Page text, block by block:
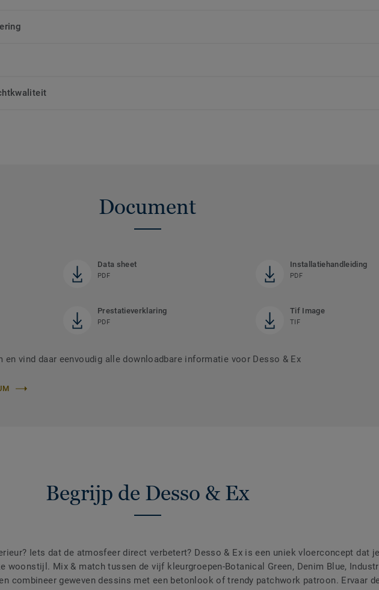
Document
Data sheet
PDF
Installatiehandleiding
PDF
Prestatieverklaring
PDF
Tif Image
TIF
en vind daar eenvoudig alle downloadbare informatie voor Desso & Ex
Begrijp de Desso & Ex
Iets dat de atmosfeer direct verbetert? Desso & Ex is een uniek vloerconcept dat
woonstijl. Mix & match tussen de vijf kleurgroepen-Botanical Green, Denim Blue,
combineer geweven dessins met een betonlook of trendy patchwork patroon. Ervaar